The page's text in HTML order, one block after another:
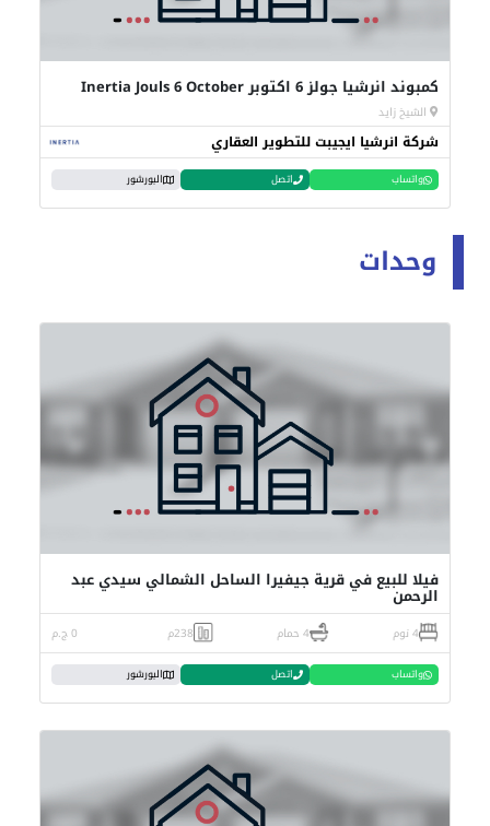
كمبوند انرشيا جولز 6 اكتوبر Inertia Jouls 6 October
الشيخ زايد
شركة انرشيا ايجيبت للتطوير العقاري
واتساب اتصل البورشور
وحدات
فيلا للبيع في قرية جيفيرا الساحل الشمالي سيدي عبد
الرحمن
4 نوم 4 حمام 238م 0 ج.م
واتساب اتصل البورشور